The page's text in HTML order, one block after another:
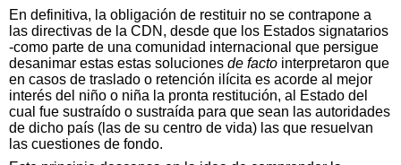
En definitiva, la obligación de restituir no se contrapone a
las directivas de la CDN, desde que los Estados signatarios
-como parte de una comunidad internacional que persigue
desanimar estas estas soluciones de facto interpretaron que
en casos de traslado o retención ilícita es acorde al mejor
interés del niño o niña la pronta restitución, al Estado del
cual fue sustraído o sustraída para que sean las autoridades
de dicho país (las de su centro de vida) las que resuelvan
las cuestiones de fondo.